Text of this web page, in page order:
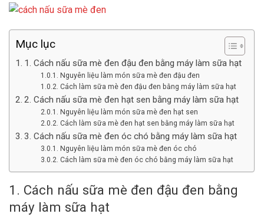
Mục lục
1. Cách nấu sữa mè đen đậu đen bằng máy làm sữa hạt
Nguyên liệu làm món sữa mè đen đậu đen
Cách làm sữa mè đen đậu đen bằng máy làm sữa hạt
2. Cách nấu sữa mè đen hạt sen bằng máy làm sữa hạt
Nguyên liệu làm món sữa mè đen hạt sen
Cách làm sữa mè đen hạt sen bằng máy làm sữa hạt
3. Cách nấu sữa mè đen óc chó bằng máy làm sữa hạt
Nguyên liệu làm món sữa mè đen óc chó
Cách làm sữa mè đen óc chó bằng máy làm sữa hạt
1. Cách nấu sữa mè đen đậu đen bằng
máy làm sữa hạt